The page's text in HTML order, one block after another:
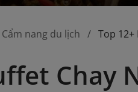
Cẩm nang du lịch Top 12+
Chay